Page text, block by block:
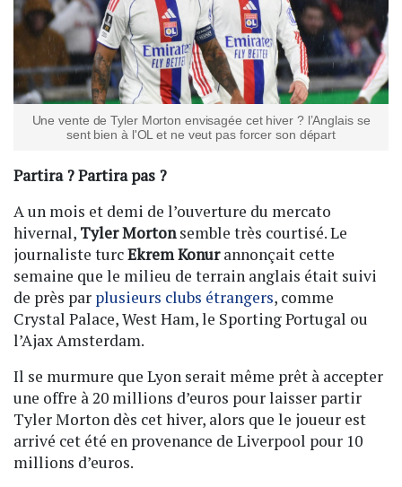
Une vente de Tyler Morton envisagée cet hiver ? l’Anglais se
sent bien à l'OL et ne veut pas forcer son départ
Partira ? Partira pas ?
A un mois et demi de l’ouverture du mercato
hivernal, Tyler Mortonsemble très courtisé. Le
journaliste turcEkrem Konurannonçait cette
semaine que le milieu de terrain anglais était suivi
de près par plusieurs clubs étrangers, comme
Crystal Palace, West Ham, le Sporting Portugal ou
l’Ajax Amsterdam.
Il se murmure que Lyon serait même prêt à accepter
une offre à 20 millions d’euros pour laisser partir
Tyler Morton dès cet hiver, alors que le joueur est
arrivé cet été en provenance de Liverpool pour 10
millions d’euros.